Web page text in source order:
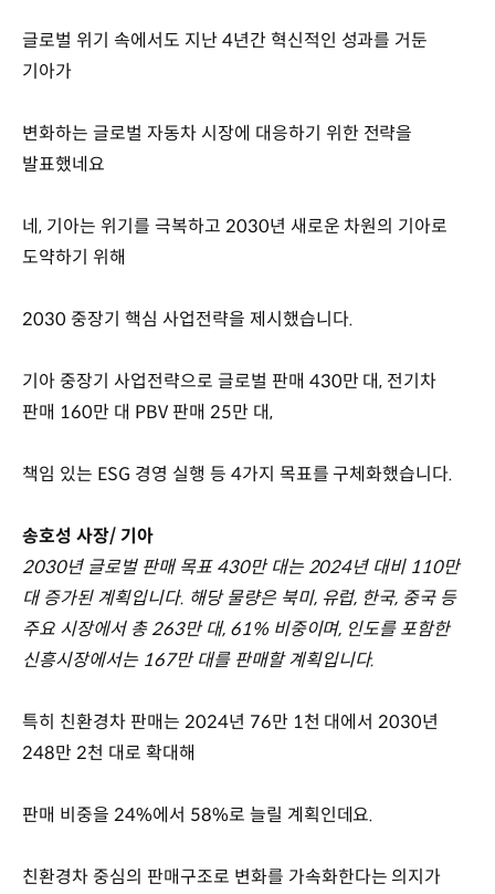
글로벌 위기 속에서도 지난 4년간 혁신적인 성과를 거둔
기아가
변화하는 글로벌 자동차 시장에 대응하기 위한 전략을
발표했네요
네, 기아는 위기를 극복하고 2030년 새로운 차원의 기아로
도약하기 위해
2030 중장기 핵심 사업전략을 제시했습니다.
기아 중장기 사업전략으로 글로벌 판매 430만 대, 전기차
판매 160만 대 PBV 판매 25만 대,
책임 있는 ESG 경영 실행 등 4가지 목표를 구체화했습니다.
송호성 사장/ 기아
2030년 글로벌 판매 목표 430만 대는 2024년 대비 110만
대 증가된 계획입니다. 해당 물량은 북미, 유럽, 한국, 중국 등
주요 시장에서 총 263만 대, 61% 비중이며, 인도를 포함한
신흥시장에서는 167만 대를 판매할 계획입니다.
특히 친환경차 판매는 2024년 76만 1천 대에서 2030년
248만 2천 대로 확대해
판매 비중을 24%에서 58%로 늘릴 계획인데요.
친환경차 중심의 판매구조로 변화를 가속화한다는 의지가